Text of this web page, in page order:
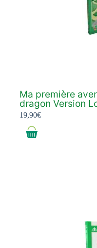
Ma première
dragon Version
19,90€